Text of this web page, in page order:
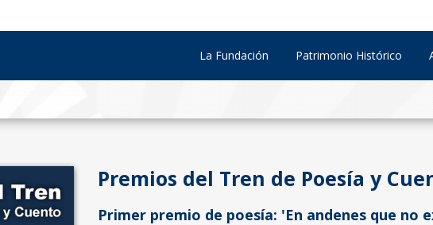
La Fundación Patrimonio Histórico
Premios del Tren de Poesía y
Primer premio de poesía: 'En andenes que no